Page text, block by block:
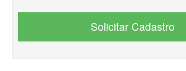
Solicitar Cadastro